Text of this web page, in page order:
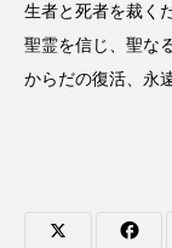
生者と死者を裁く
聖霊を信じ、聖な
からだの復活、永